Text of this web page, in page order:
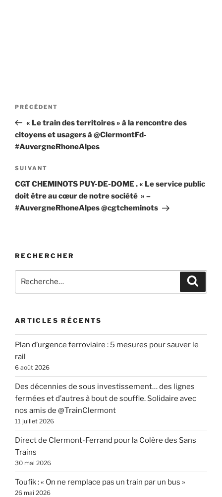
Navigation
l’article
Article
précédent
PRÉCÉDENT
« Le train des territoires » à la rencontre des
citoyens et usagers à @ClermontFd-
#AuvergneRhoneAlpes
Article
suivant
SUIVANT
CGT CHEMINOTS PUY-DE-DOME . « Le service public
doit être au cœur de notre société » –
#AuvergneRhoneAlpes @cgtcheminots
RECHERCHER
pour
ARTICLES RÉCENTS
Plan d’urgence ferroviaire : 5 mesures pour sauver le
rail
6 août 2026
Des décennies de sous investissement… des lignes
fermées et d’autres à bout de souffle. Solidaire avec
nos amis de @TrainClermont
11 juillet 2026
Direct de Clermont-Ferrand pour la Colère des Sans
Trains
30 mai 2026
Toufik : « On ne remplace pas un train par un bus »
26 mai 2026